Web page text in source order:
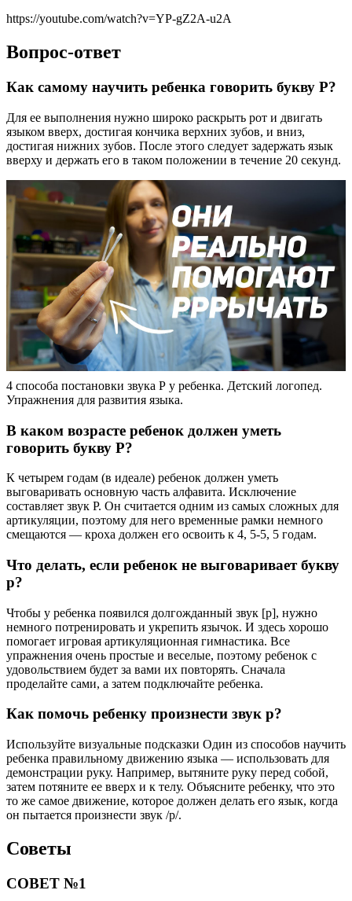
https://youtube.com/watch?v=YP-gZ2A-u2A
Вопрос-ответ
Как самому научить ребенка говорить букву Р?
Для ее выполнения нужно широко раскрыть рот и двигать
языком вверх, достигая кончика верхних зубов, и вниз,
достигая нижних зубов. После этого следует задержать язык
вверху и держать его в таком положении в течение 20 секунд.
4 способа постановки звука Р у ребенка. Детский логопед.
Упражнения для развития языка.
В каком возрасте ребенок должен уметь
говорить букву Р?
К четырем годам (в идеале) ребенок должен уметь
выговаривать основную часть алфавита. Исключение
составляет звук Р. Он считается одним из самых сложных для
артикуляции, поэтому для него временные рамки немного
смещаются — кроха должен его освоить к 4, 5-5, 5 годам.
Что делать, если ребенок не выговаривает букву
р?
Чтобы у ребенка появился долгожданный звук [р], нужно
немного потренировать и укрепить язычок. И здесь хорошо
помогает игровая артикуляционная гимнастика. Все
упражнения очень простые и веселые, поэтому ребенок с
удовольствием будет за вами их повторять. Сначала
проделайте сами, а затем подключайте ребенка.
Как помочь ребенку произнести звук р?
Используйте визуальные подсказки Один из способов научить
ребенка правильному движению языка — использовать для
демонстрации руку. Например, вытяните руку перед собой,
затем потяните ее вверх и к телу. Объясните ребенку, что это
то же самое движение, которое должен делать его язык, когда
он пытается произнести звук /р/.
Советы
СОВЕТ №1